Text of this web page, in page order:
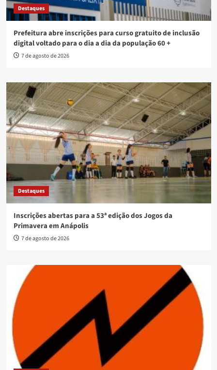
Destaques
Prefeitura abre inscrições para curso gratuito de inclusão
digital voltado para o dia a dia da população 60 +
7 de agosto de 2026
Destaques
Inscrições abertas para a 53ª edição dos Jogos da
Primavera em Anápolis
7 de agosto de 2026